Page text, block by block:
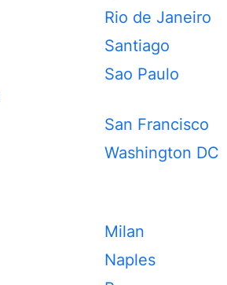
Rio de Janeiro
Santiago
Sao Paulo
San Francisco
Washington DC
Milan
Naples